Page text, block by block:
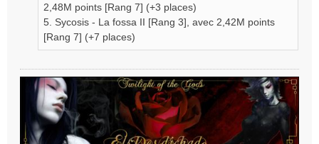
2,48M points [Rang 7] (+3 places)
5. Sycosis - La fossa II [Rang 3], avec 2,42M points
[Rang 7] (+7 places)